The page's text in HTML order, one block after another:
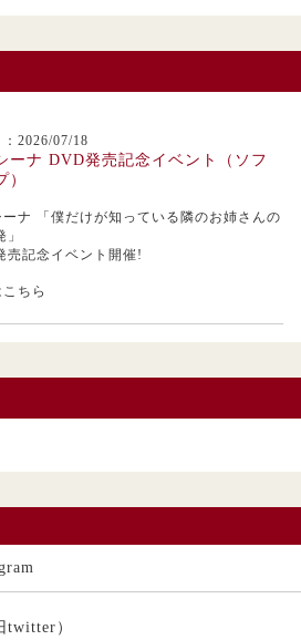
：2026/07/18
ーナ DVD発売記念イベント（ソフ
）
ナ
「僕だけが知っている隣のお姉さんの
売記念イベント開催!
ちら
）